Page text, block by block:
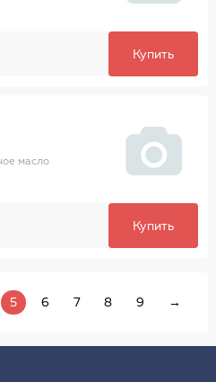
Купить
масло
Купить
5 6 7 8 9 →